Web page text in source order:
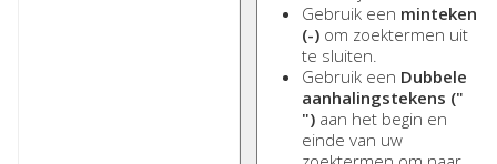
Gebruik een minteken
(-) om zoektermen uit
te sluiten.
Gebruik een Dubbele
aanhalingstekens ("
") aan het begin en
einde van uw